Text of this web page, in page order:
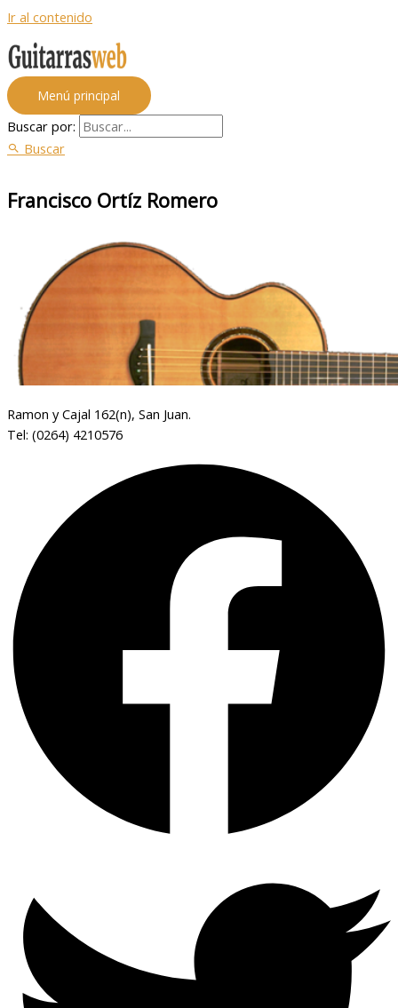
Ir al contenido
Menú principal
Buscar por:
Buscar
Francisco Ortíz Romero
Ramon y Cajal 162(n), San Juan.
Tel: (0264) 4210576